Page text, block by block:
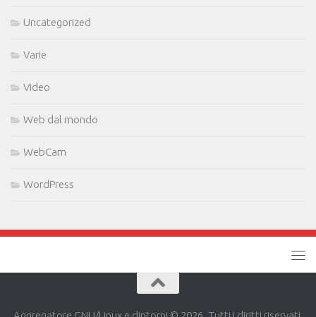
Uncategorized
Varie
Video
Web dal mondo
WebCam
WordPress